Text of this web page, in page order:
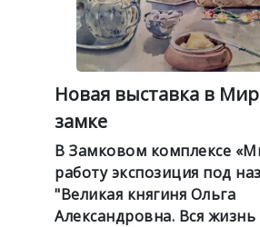
Новая выставка в
замке
В Замковом комплексе
работу экспозиция под
"Великая княгиня Ольга
Александровна. Вся жизнь